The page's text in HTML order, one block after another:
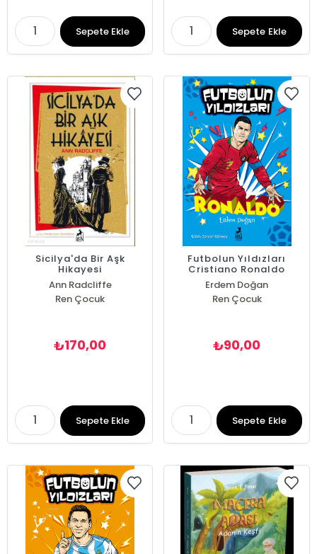
Sepete Ekle Sepete Ekle
Sicilya'da Bir Aşk
Hikayesi
Ann Radcliffe
Ren Çocuk
₺170,00
Sepete Ekle
Futbolun Yıldızları
Cristiano Ronaldo
Erdem Doğan
Ren Çocuk
₺90,00
Sepete Ekle